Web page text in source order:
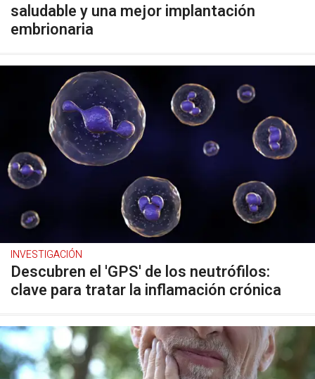
saludable y una mejor implantación
embrionaria
INVESTIGACIÓN
Descubren el 'GPS' de los neutrófilos:
clave para tratar la inflamación crónica